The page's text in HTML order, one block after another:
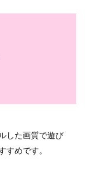
した画質で遊び
すめです。